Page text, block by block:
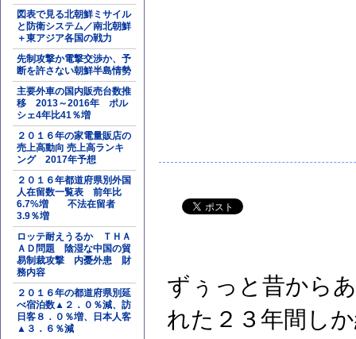
図表で見る北朝鮮ミサイル
と防衛システム／南北朝鮮
＋東アジア各国の戦力
先制攻撃か電撃交渉か、予
断を許さない朝鮮半島情勢
主要外車の国内販売台数推
移 2013～2016年 ポル
シェ4年比41％増
２０１６年の家電量販店の
売上高動向 売上高ランキ
ング 2017年予想
２０１６年都道府県別外国
人在留数一覧表 前年比
6.7%増 不法在留者
3.9％増
ロッテ耐えうるか ＴＨＡ
ＡＤ問題 陰湿な中国の貿
易制裁攻撃 内憂外患 財
務内容
２０１６年の都道府県別延
べ宿泊数▲２．０％減、訪
日客８．０％増、日本人客
▲３．６％減
ずぅっと昔から
れた２３年間し